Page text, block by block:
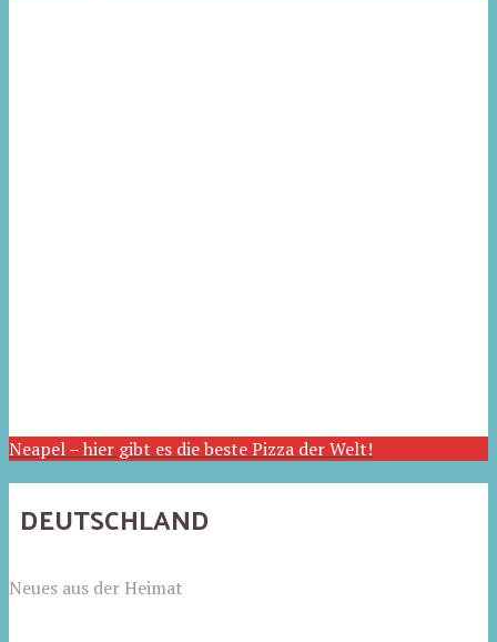
Neapel – hier gibt es die beste Pizza der Welt!
DEUTSCHLAND
Neues aus der Heimat